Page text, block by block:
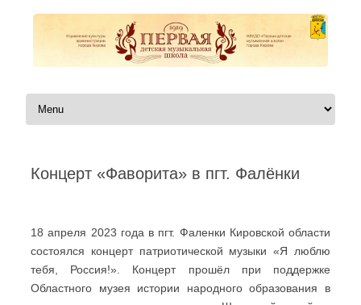
Перейти к содержимому
Концерт «Фаворита» в пгт. Фалёнки
18 апреля 2023 года в пгт. Фаленки Кировской области
состоялся концерт патриотической музыки «Я люблю
тебя, Россия!». Концерт прошёл при поддержке
Областного музея истории народного образования в